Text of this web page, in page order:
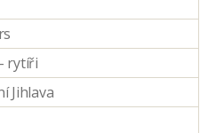
rytíři
Jihlava